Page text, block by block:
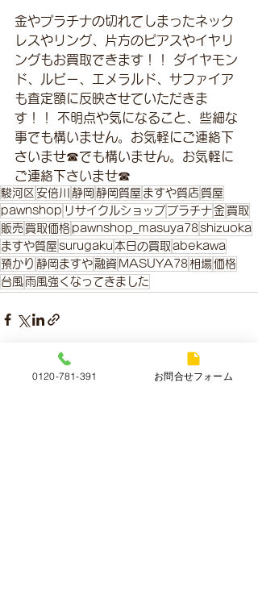
金やプラチナの切れてしまったネック
レスやリング、片方のピアスやイヤリ
ングもお買取できます！！ ダイヤモン
ド、ルビー、エメラルド、サファイア
も査定額に反映させていただきま
す！！ 不明点や気になること、些細な
事でも構いません。お気軽にご連絡下
さいませ☎でも構いません。お気軽に
ご連絡下さいませ☎
駿河区 安倍川 静岡 静岡質屋 ますや質店 質屋
pawnshop リサイクルショップ プラチナ 金 買取
販売 買取価格 pawnshop_masuya78shizuoka
ますや質屋 surugaku 本日の買取 abekawa
預かり 静岡ますや 融資 MASUYA78相場 価格
台風 雨風強くなってきました
最新記事 すべて表示
0120-781-391 お問合せフォーム